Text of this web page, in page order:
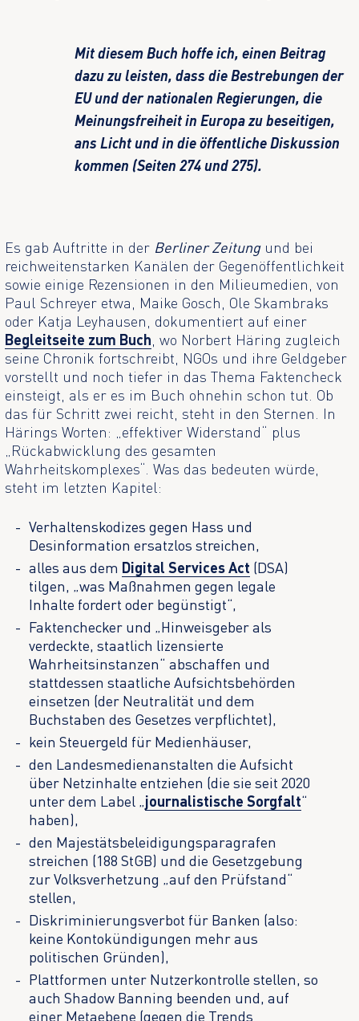
Mit diesem Buch hoffe ich, einen Beitrag
dazu zu leisten, dass die Bestrebungen der
EU und der nationalen Regierungen, die
Meinungsfreiheit in Europa zu beseitigen,
ans Licht und in die öffentliche Diskussion
kommen (Seiten 274 und 275).
Es gab Auftritte in der Berliner Zeitungund bei
reichweitenstarken Kanälen der Gegenöffentlichkeit
sowie einige Rezensionen in den Milieumedien, von
Paul Schreyer etwa, Maike Gosch, Ole Skambraks
oder Katja Leyhausen, dokumentiert auf einer
Begleitseite zum Buch , wo Norbert Häring zugleich
seine Chronik fortschreibt, NGOs und ihre Geldgeber
vorstellt und noch tiefer in das Thema Faktencheck
einsteigt, als er es im Buch ohnehin schon tut. Ob
das für Schritt zwei reicht, steht in den Sternen. In
Härings Worten: „effektiver Widerstand“ plus
„Rückabwicklung des gesamten
Wahrheitskomplexes“. Was das bedeuten würde,
steht im letzten Kapitel:
Verhaltenskodizes gegen Hass und
Desinformation ersatzlos streichen,
alles aus dem Digital Services Act (DSA)
tilgen, „was Maßnahmen gegen legale
Inhalte fordert oder begünstigt“,
Faktenchecker und „Hinweisgeber als
verdeckte, staatlich lizensierte
Wahrheitsinstanzen“ abschaffen und
stattdessen staatliche Aufsichtsbehörden
einsetzen (der Neutralität und dem
Buchstaben des Gesetzes verpflichtet),
kein Steuergeld für Medienhäuser,
den Landesmedienanstalten die Aufsicht
über Netzinhalte entziehen (die sie seit 2020
unter dem Label „journalistische Sorgfalt“
haben),
den Majestätsbeleidigungsparagrafen
streichen (188 StGB) und die Gesetzgebung
zur Volksverhetzung „auf den Prüfstand“
stellen,
Diskriminierungsverbot für Banken (also:
keine Kontokündigungen mehr aus
politischen Gründen),
Plattformen unter Nutzerkontrolle stellen, so
auch Shadow Banning beenden und, auf
einer Metaebene (gegen die Trends